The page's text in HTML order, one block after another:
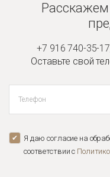
Расскажем
+7 916 740-35-17
Оставьте свой
Я даю согласие на
соответствии с